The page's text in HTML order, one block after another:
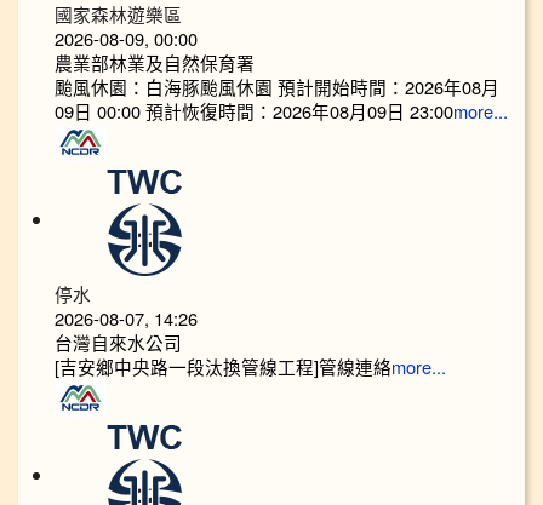
國家森林遊樂區
2026-08-09, 00:00
農業部林業及自然保育署
颱風休園：白海豚颱風休園 預計開始時間：2026年08月
09日 00:00 預計恢復時間：2026年08月09日 23:00more...
停水
2026-08-07, 14:26
台灣自來水公司
[吉安鄉中央路一段汰換管線工程]管線連絡more...